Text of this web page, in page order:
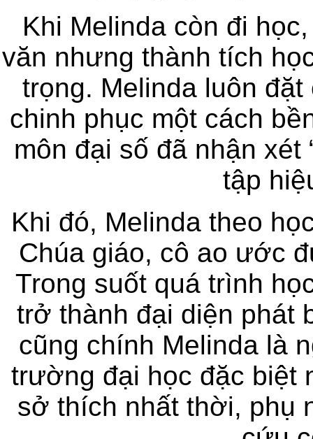
Khi Melinda còn đi
văn nhưng thành tích
trọng. Melinda luôn
chinh phục một cách
môn đại số đã nhận xét
tập
Khi đó, Melinda theo
Chúa giáo, cô ao ước
Trong suốt quá trình
trở thành đại diện phát
cũng chính Melinda là
trường đại học đặc biệt
sở thích nhất thời, phụ